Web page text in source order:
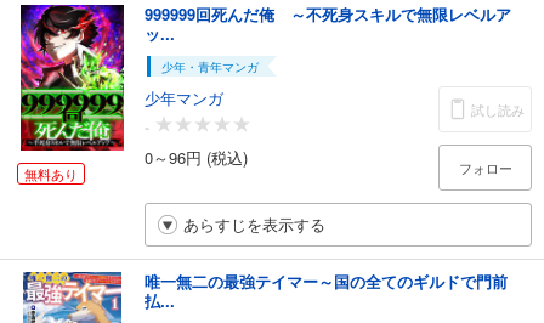
無料あり
999999回死んだ俺 ～不死身スキルで無限レベルア
ッ...
少年・青年マンガ
少年マンガ
-
0～96円 (税込)
試し読み
フォロー
あらすじを表示する
唯一無二の最強テイマー～国の全てのギルドで門前
払...